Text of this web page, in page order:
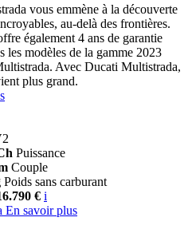
vous emmène à la découverte
au-delà des frontières.
également 4 ans de garantie
les modèles de la gamme 2023
Avec Ducati Multistrada,
plus grand.
Puissance
Couple
Poids sans carburant
€ i
En savoir plus